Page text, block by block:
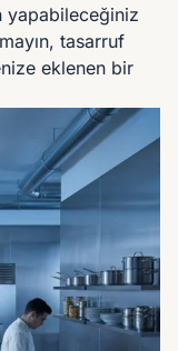
yapabileceğiniz
tasarruf
eklenen bir